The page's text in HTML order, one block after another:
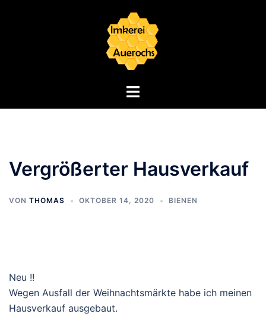
Menü
Vergrößerter Hausverkauf
VON THOMAS OKTOBER 14, 2020 BIENEN
Neu !!
Wegen Ausfall der Weihnachtsmärkte habe ich meinen
Hausverkauf ausgebaut.